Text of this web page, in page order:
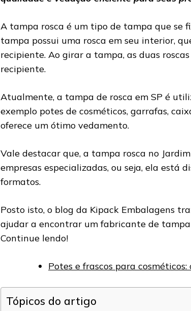
A tampa rosca é um tipo de tampa que se
tampa possui uma rosca em seu interior,
recipiente. Ao girar a tampa, as duas
recipiente.
Atualmente, a tampa de rosca em SP é
exemplo potes de cosméticos, garrafas,
oferece um ótimo vedamento.
Vale destacar que, a tampa rosca no
empresas especializadas, ou seja, ela está
formatos.
Posto isto, o blog da Kipack Embalagens
ajudar a encontrar um fabricante de tampa
Continue lendo!
Potes e frascos para
Tópicos do artigo